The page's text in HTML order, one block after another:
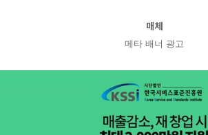
매체
메타 배너 광고